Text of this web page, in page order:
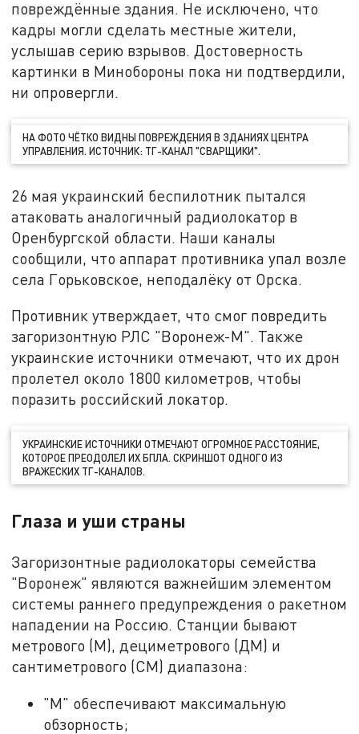
повреждённые здания. Не исключено, что
кадры могли сделать местные жители,
услышав серию взрывов. Достоверность
картинки в Минобороны пока ни подтвердили,
ни опровергли.
НА ФОТО ЧЁТКО ВИДНЫ ПОВРЕЖДЕНИЯ В ЗДАНИЯХ ЦЕНТРА
УПРАВЛЕНИЯ. ИСТОЧНИК: ТГ-КАНАЛ "СВАРЩИКИ".
26 мая украинский беспилотник пытался
атаковать аналогичный радиолокатор в
Оренбургской области. Наши каналы
сообщили, что аппарат противника упал возле
села Горьковское, неподалёку от Орска.
Противник утверждает, что смог повредить
загоризонтную РЛС "Воронеж-М". Также
украинские источники отмечают, что их дрон
пролетел около 1800 километров, чтобы
поразить российский локатор.
УКРАИНСКИЕ ИСТОЧНИКИ ОТМЕЧАЮТ ОГРОМНОЕ РАССТОЯНИЕ,
КОТОРОЕ ПРЕОДОЛЕЛ ИХ БПЛА. СКРИНШОТ ОДНОГО ИЗ
ВРАЖЕСКИХ ТГ-КАНАЛОВ.
Глаза и уши страны
Загоризонтные радиолокаторы семейства
"Воронеж" являются важнейшим элементом
системы раннего предупреждения о ракетном
нападении на Россию. Станции бывают
метрового (М), дециметрового (ДМ) и
сантиметрового (СМ) диапазона:
"М" обеспечивают максимальную
обзорность;